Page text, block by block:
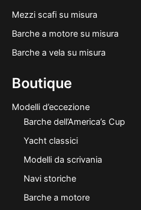
Mezzi scafi su misura
Barche a motore su misura
Barche a vela su misura
Boutique
Modelli d’eccezione
Barche dell’America’s Cup
Yacht classici
Modelli da scrivania
Navi storiche
Barche a motore